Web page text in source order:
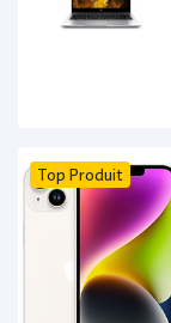
Top Produit